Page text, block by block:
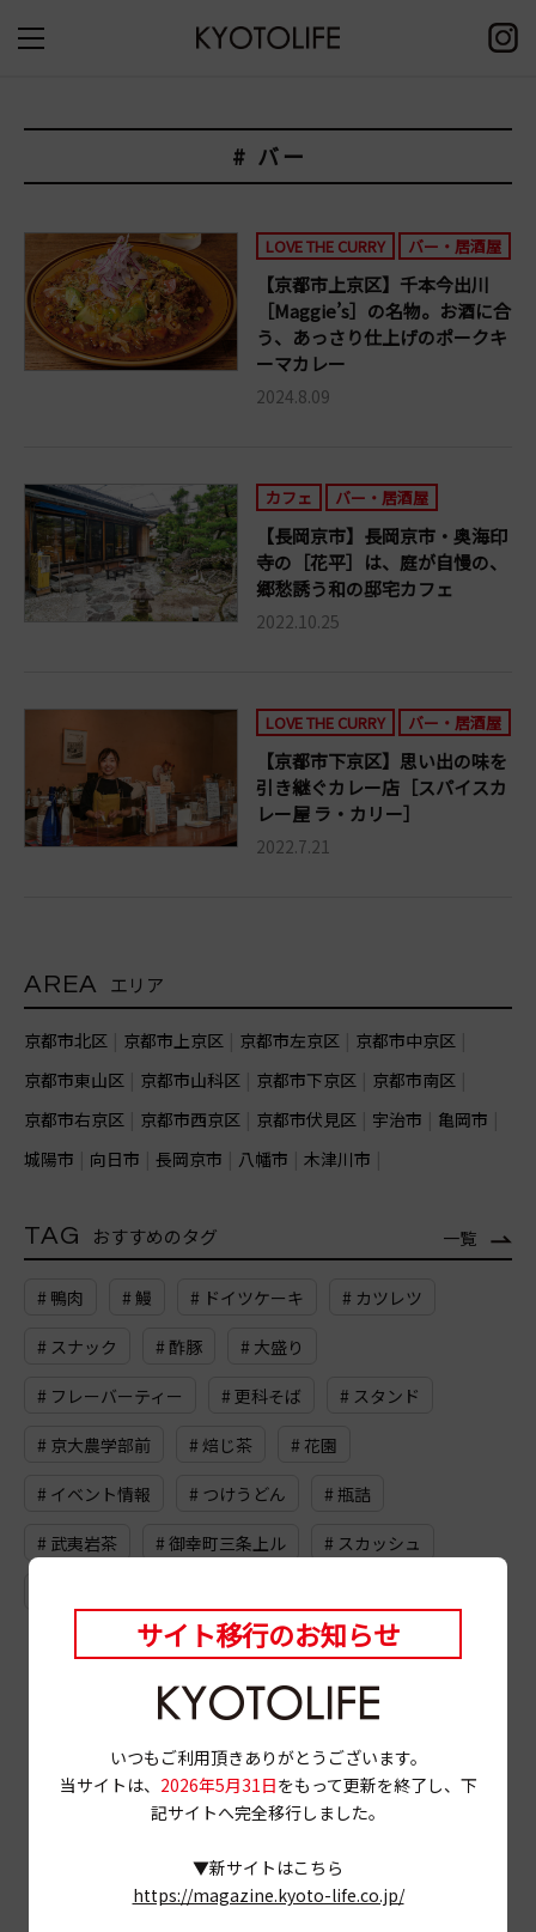
# バー
LOVE THE CURRY バー・居酒屋
【京都市上京区】千本今出川
［Maggie’s］の名物。お酒に合
う、あっさり仕上げのポークキ
ーマカレー
2024.8.09
カフェ バー・居酒屋
【長岡京市】長岡京市・奥海印
寺の［花平］は、庭が自慢の、
郷愁誘う和の邸宅カフェ
2022.10.25
LOVE THE CURRY バー・居酒屋
【京都市下京区】思い出の味を
引き継ぐカレー店［スパイスカ
レー屋 ラ・カリー］
2022.7.21
AREA エリア
京都市北区 京都市上京区 京都市左京区
京都市中京区
京都市東山区
京都市山科区 京都市下京区
京都市南区
京都市右京区
京都市西京区 京都市伏見区 宇治市
亀岡市
城陽市
向日市 長岡京市 八幡市 木津川市
TAG おすすめのタグ 一覧
# 鴨肉 # 鰻 # ドイツケーキ # カツレツ
# スナック # 酢豚 # 大盛り
# フレーバーティー # 更科そば # スタンド
# 京大農学部前 # 焙じ茶 # 花園
# イベント情報 # つけうどん # 瓶詰
# 武夷岩茶 # 御幸町三条上ル # スカッシュ
サイト移行のお知らせ
いつもご利用頂きありがとうございます。
当サイトは、 2026年5月31日をもって更新を終了し、下
記サイトへ完全移行しました。
▼新サイトはこちら
https://magazine.kyoto-life.co.jp/